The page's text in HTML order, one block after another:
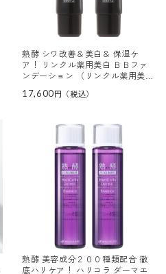
熟酵 シワ改善＆美白＆ 保湿ケ
ア！ リンクル薬用美白 ＢＢファ
ンデーション （リンクル薬用美白
ット
17,600
熟酵 美容成分２００種類配合 徹
底ハリケア！ ハリコラ ダーマエ